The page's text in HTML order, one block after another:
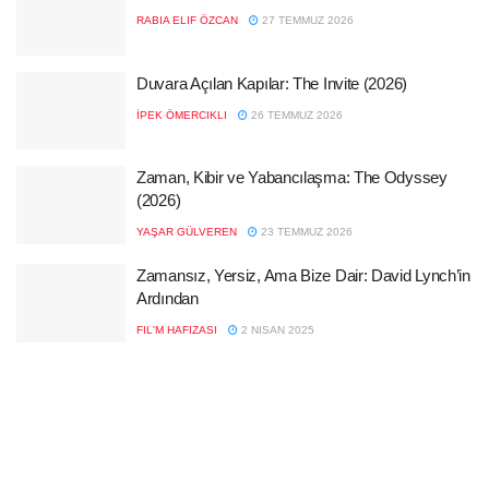
RABIA ELIF ÖZCAN 27 TEMMUZ 2026
Duvara Açılan Kapılar: The Invite (2026)
İPEK ÖMERCIKLI 26 TEMMUZ 2026
Zaman, Kibir ve Yabancılaşma: The Odyssey
(2026)
YAŞAR GÜLVEREN 23 TEMMUZ 2026
Zamansız, Yersiz, Ama Bize Dair: David Lynch’in
Ardından
FIL'M HAFIZASI 2 NISAN 2025